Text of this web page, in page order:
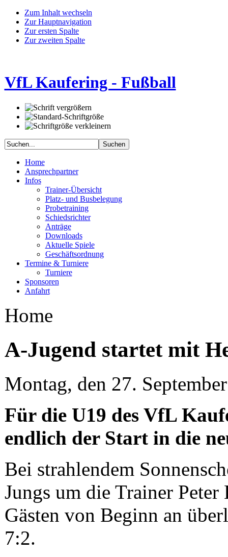
Zum Inhalt wechseln
Zur Hauptnavigation
Zur ersten Spalte
Zur zweiten Spalte
VfL Kaufering - Fußball
Home
Ansprechpartner
Infos
Trainer-Übersicht
Platz- und Busbelegung
Probetraining
Schiedsrichter
Anträge
Downloads
Aktuelle Spiele
Geschäftsordnung
Termine & Turniere
Turniere
Sponsoren
Anfahrt
Home
A-Jugend startet mit
Montag, den 27.
Für die U19 des VfL
endlich der Start in die
Bei strahlendem
Jungs um die Trainer
Gästen von Beginn an
7:2.